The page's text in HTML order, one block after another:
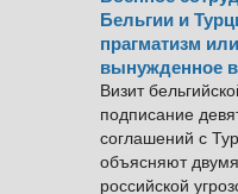
Бельгии и
прагматизм или
вынужденное
Визит
подписание
соглашений с
объясняют
российской